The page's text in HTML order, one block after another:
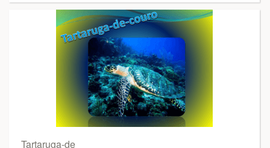
Tartaruga-de